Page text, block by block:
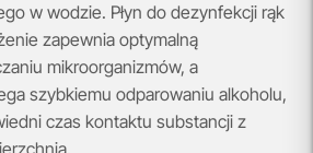
w wodzie. Płyn do dezynfekcji rąk
zapewnia optymalną
mikroorganizmów, a
szybkiemu odparowaniu alkoholu,
czas kontaktu substancji z